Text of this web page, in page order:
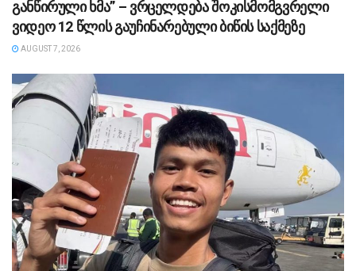
განწირული ხმა” – ვრცელდება შოკისმომგვრელი
ვიდეო 12 წლის გაუჩინარებული ბიწის საქმეზე
AUGUST 7, 2026